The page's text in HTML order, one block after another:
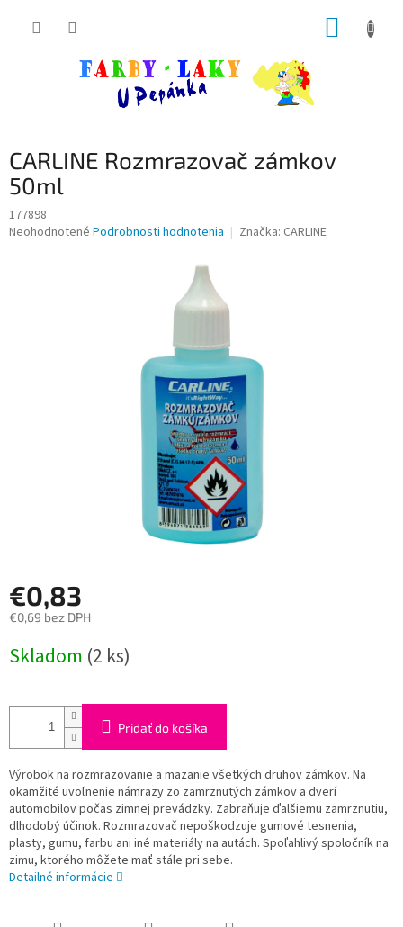
CARLINE Rozmrazovač zámkov
50ml
177898
Priemerné
Neohodnotené Podrobnosti hodnotenia Značka: CARLINE
€0,83
€0,69 bez DPH
cena:
Skladom (2 ks)
Pridať do košíka
Výrobok na rozmrazovanie a mazanie všetkých druhov zámkov. Na
okamžité uvoľnenie námrazy zo zamrznutých zámkov a dverí
automobilov počas zimnej prevádzky. Zabraňuje ďalšiemu zamrznutiu,
dlhodobý účinok. Rozmrazovač nepoškodzuje gumové tesnenia,
plasty, gumu, farbu ani iné materiály na autách. Spoľahlivý spoločník na
zimu, ktorého môžete mať stále pri sebe.
Detailné informácie